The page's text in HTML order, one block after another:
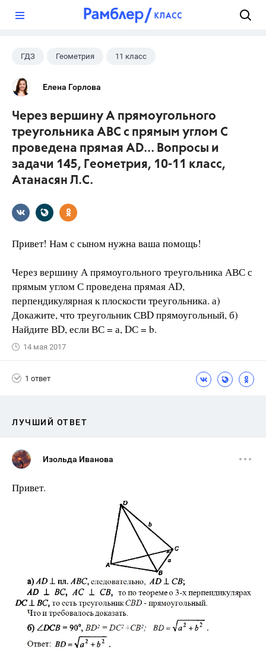
ГДЗ Геометрия 11 класс
10 класс
Елена Горлова
Через вершину А прямоугольного
треугольника АВС с прямым углом С
проведена прямая АD... Вопросы и
задачи 145, Геометрия, 10-11 класс,
Атанасян Л.С.
Привет! Нам с сыном нужна ваша помощь!
Через вершину А прямоугольного треугольника АВС с
прямым углом С проведена прямая АD,
перпендикулярная к плоскости треугольника. а)
Докажите, что треугольник СВD прямоугольный, б)
Найдите ВD, если ВС = а, DС = b.
14 мая 2017
1 ответ
ЛУЧШИЙ ОТВЕТ
Изольда Иванова
Привет.